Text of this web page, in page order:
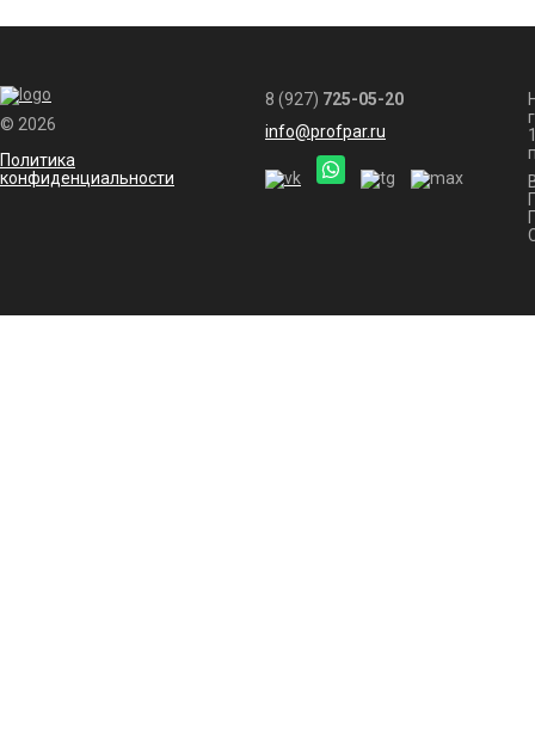
© 2026
Политика
конфиденциальности
8 (927) 725-05-20
info@profpar.ru